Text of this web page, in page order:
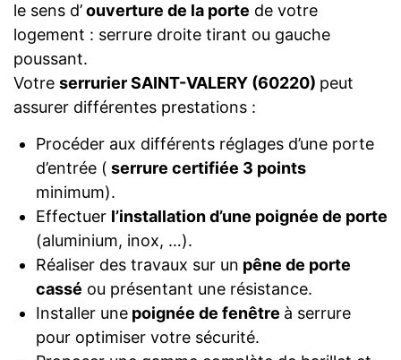
le sens d’ouverture de la porte de votre
logement : serrure droite tirant ou gauche
poussant.
Votre serrurier SAINT-VALERY (60220) peut
assurer différentes prestations :
Procéder aux différents réglages d’une porte
d’entrée ( serrure certifiée 3 points
minimum).
Effectuer l’installation d’une poignée de porte
(aluminium, inox, …).
Réaliser des travaux sur un pêne de porte
cassé ou présentant une résistance.
Installer unepoignée de fenêtre à serrure
pour optimiser votre sécurité.